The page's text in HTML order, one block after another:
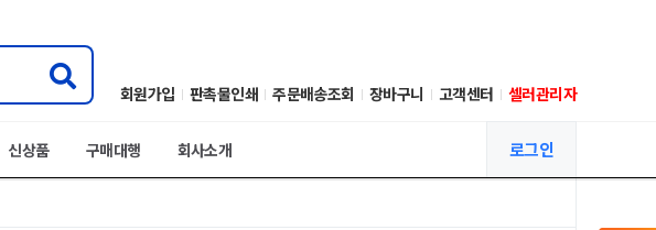
회원가입 판촉물인쇄 주문배송조회 장바구니 고객센터 셀러관리자
신상품 구매대행 회사소개 로그인